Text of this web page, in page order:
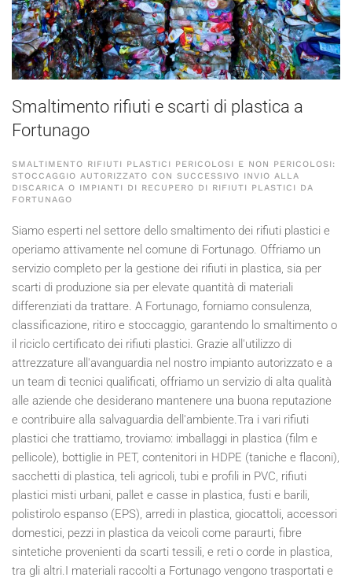
Smaltimento rifiuti e scarti di plastica a
Fortunago
SMALTIMENTO RIFIUTI PLASTICI PERICOLOSI E NON PERICOLOSI:
STOCCAGGIO AUTORIZZATO CON SUCCESSIVO INVIO ALLA
DISCARICA O IMPIANTI DI RECUPERO DI RIFIUTI PLASTICI DA
FORTUNAGO
Siamo esperti nel settore dello smaltimento dei rifiuti plastici e
operiamo attivamente nel comune di Fortunago. Offriamo un
servizio completo per la gestione dei rifiuti in plastica, sia per
scarti di produzione sia per elevate quantità di materiali
differenziati da trattare. A Fortunago, forniamo consulenza,
classificazione, ritiro e stoccaggio, garantendo lo smaltimento o
il riciclo certificato dei rifiuti plastici. Grazie all'utilizzo di
attrezzature all'avanguardia nel nostro impianto autorizzato e a
un team di tecnici qualificati, offriamo un servizio di alta qualità
alle aziende che desiderano mantenere una buona reputazione
e contribuire alla salvaguardia dell'ambiente.Tra i vari rifiuti
plastici che trattiamo, troviamo: imballaggi in plastica (film e
pellicole), bottiglie in PET, contenitori in HDPE (taniche e flaconi),
sacchetti di plastica, teli agricoli, tubi e profili in PVC, rifiuti
plastici misti urbani, pallet e casse in plastica, fusti e barili,
polistirolo espanso (EPS), arredi in plastica, giocattoli, accessori
domestici, pezzi in plastica da veicoli come paraurti, fibre
sintetiche provenienti da scarti tessili, e reti o corde in plastica,
tra gli altri.I materiali raccolti a Fortunago vengono trasportati e